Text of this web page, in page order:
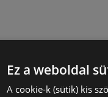
Ez a weboldal
A cookie-k (sütik) kis